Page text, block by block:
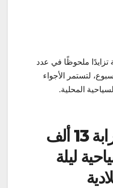
تزايدًا ملحوظًا في عدد
لتستمر الأجواء
المحلية.
نابل: توقعات بقرابة 13 ألف
ليلة